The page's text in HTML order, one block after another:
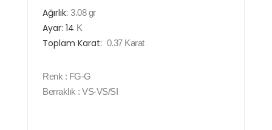
Ağırlık: 3.08gr
Ayar: 14 K
Toplam Karat: 0.37 Karat
Renk : FG-G
Berraklık : VS-VS/SI